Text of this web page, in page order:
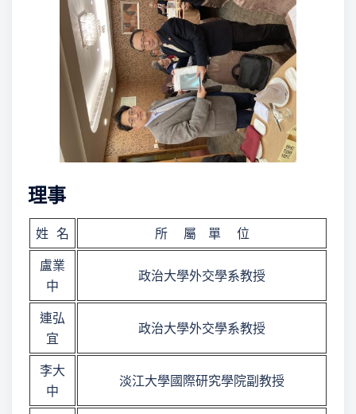
理事
姓 名
所 屬 單 位
盧業
中
政治大學外交學系教授
連弘
宜
政治大學外交學系教授
李大
中
淡江大學國際研究學院副教授